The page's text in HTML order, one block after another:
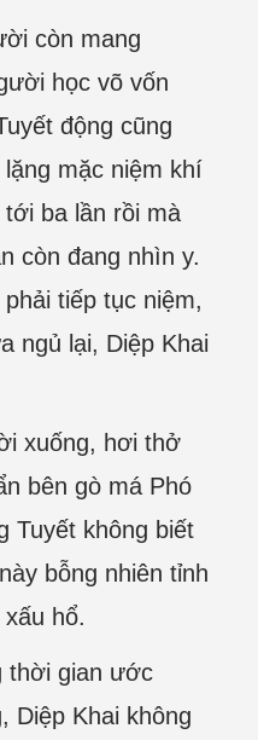
còn mang
học võ vốn
động cũng
mặc niệm khí
ba lần rồi mà
còn đang nhìn y.
tiếp tục niệm,
ngủ lại, Diệp Khai
xuống, hơi thở
bên gò má Phó
Tuyết không biết
bỗng nhiên tỉnh
hổ.
thời gian ước
Diệp Khai không